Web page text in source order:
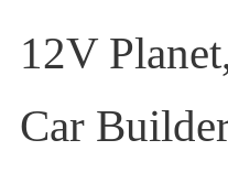
12V
Car